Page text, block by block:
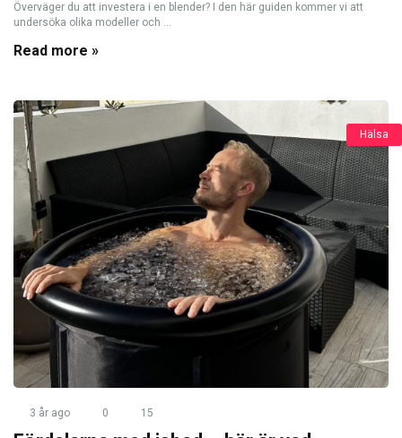
Överväger du att investera i en blender? I den här guiden kommer vi att
undersöka olika modeller och ...
Read more »
Hälsa
3 år ago 0 15